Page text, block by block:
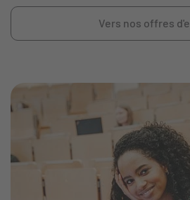
Vers nos offres